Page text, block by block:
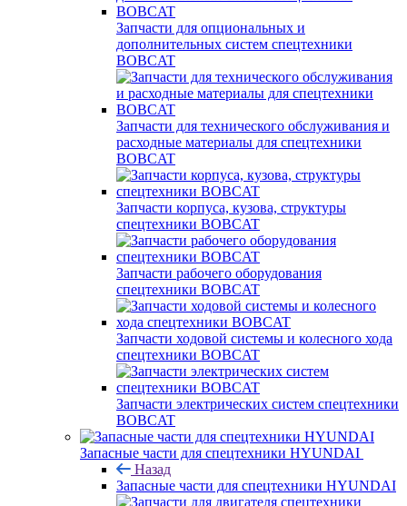
Запчасти для опциональных и
дополнительных систем спецтехники
BOBCAT
Запчасти для технического обслуживания и
расходные материалы для спецтехники
BOBCAT
Запчасти корпуса, кузова, структуры
спецтехники BOBCAT
Запчасти рабочего оборудования
спецтехники BOBCAT
Запчасти ходовой системы и колесного хода
спецтехники BOBCAT
Запчасти электрических систем спецтехники
BOBCAT
Запасные части для спецтехники HYUNDAI
Назад
Запасные части для спецтехники HYUNDAI